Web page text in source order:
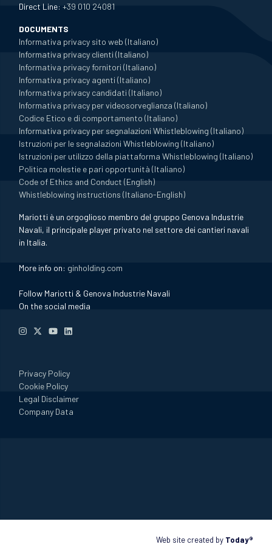
Direct Line:+39 010 24081
DOCUMENTS
Informativa privacy sito web (Italiano)
Informativa privacy clienti (Italiano)
Informativa privacy fornitori (Italiano)
Informativa privacy agenti (Italiano)
Informativa privacy candidati (Italiano)
Informativa privacy per videosorveglianza (Italiano)
Codice Etico e di comportamento (Italiano)
Informativa privacy per segnalazioni Whistleblowing (Italiano)
Istruzioni per le segnalazioni Whistleblowing (Italiano)
Istruzioni per utilizzo della piattaforma Whistleblowing (Italiano)
Politica molestie e pari opportunità (Italiano)
Code of Ethics and Conduct (English)
Whistleblowing instructions (Italiano-English)
Mariotti è un orgoglioso membro del gruppo Genova Industrie
Navali, il principale player privato nel settore dei cantieri navali
in Italia.
More info on: ginholding.com
Follow Mariotti & Genova Industrie Navali
On the social media
Privacy Policy
Cookie Policy
Legal Disclaimer
Company Data
Web site created by Today®